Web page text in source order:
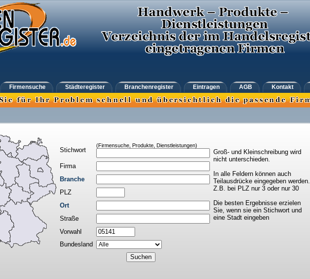
Firmensuche Städteregister Branchenregister Eintragen AGB Kontakt
Stichwort
(Firmensuche, Produkte, Dienstleistungen)
Groß- und Kleinschreibung wird
nicht unterschieden.
In alle Feldern können auch
Teilausdrücke eingegeben werden.
Z.B. bei PLZ nur 3 oder nur 30
Die besten Ergebnisse erzielen
Sie, wenn sie ein Stichwort und
eine Stadt eingeben
Firma
Branche
PLZ
Ort
Straße
Vorwahl
Bundesland